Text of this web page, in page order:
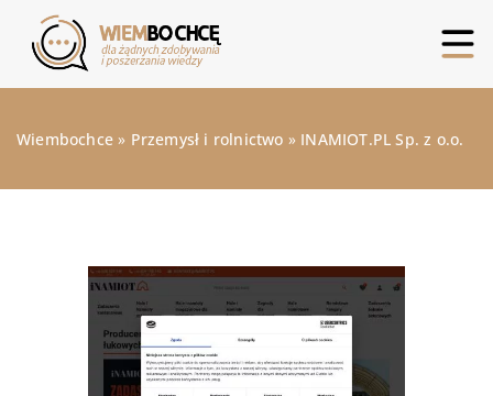
Wiembochce » Przemysł i rolnictwo » INAMIOT.PL Sp. z o.o.